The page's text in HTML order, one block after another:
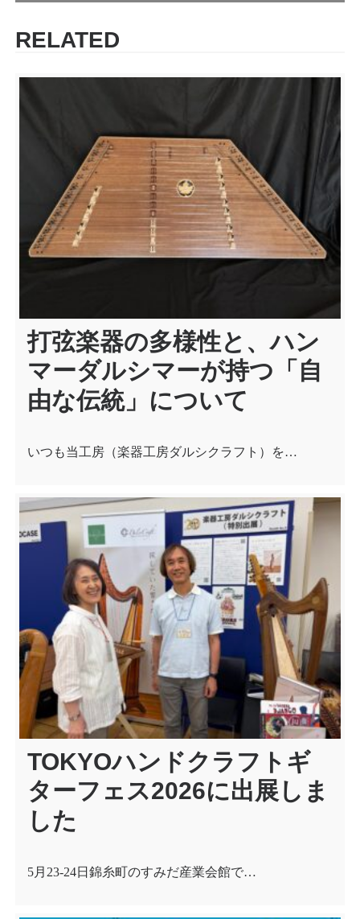
ナ
ビ
ン
RELATED
打弦楽器の多様性と、ハン
マーダルシマーが持つ「自
由な伝統」について
いつも当工房（楽器工房ダルシクラフト）を…
TOKYOハンドクラフトギ
ターフェス2026に出展しま
した
5月23-24日錦糸町のすみだ産業会館で…